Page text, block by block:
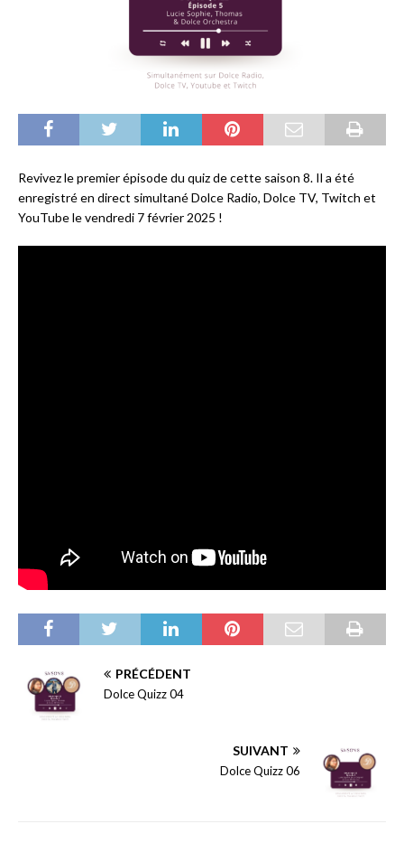
Revivez le premier épisode du quiz de cette saison 8. Il a été
enregistré en direct simultané Dolce Radio, Dolce TV, Twitch et
YouTube le vendredi 7 février 2025 !
PRÉCÉDENT
Dolce Quizz 04
SUIVANT
Dolce Quizz 06